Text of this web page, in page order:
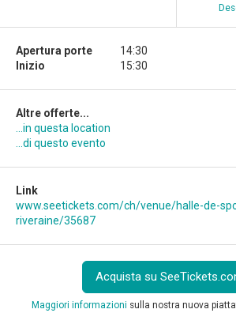
Apertura porte
Inizio
14:30
15:30
Altre offerte...
...in questa location
...di questo evento
Link
www.seetickets.com/ch/venue/halle-de-
riveraine/35687
Acquista su
Maggiori informazioni sulla nostra nuova